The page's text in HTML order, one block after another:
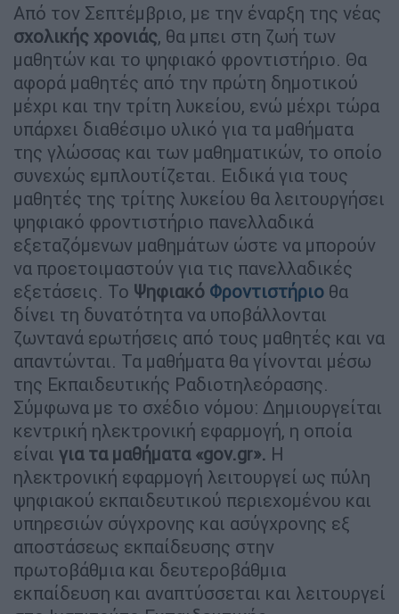
Από τον Σεπτέμβριο, με την έναρξη της νέας
σχολικής χρονιάς, θα μπει στη ζωή των
μαθητών και το ψηφιακό φροντιστήριο. Θα
αφορά μαθητές από την πρώτη δημοτικού
μέχρι και την τρίτη λυκείου, ενώ μέχρι τώρα
υπάρχει διαθέσιμο υλικό για τα μαθήματα
της γλώσσας και των μαθηματικών, το οποίο
συνεχώς εμπλουτίζεται. Ειδικά για τους
μαθητές της τρίτης λυκείου θα λειτουργήσει
ψηφιακό φροντιστήριο πανελλαδικά
εξεταζόμενων μαθημάτων ώστε να μπορούν
να προετοιμαστούν για τις πανελλαδικές
εξετάσεις. Το Ψηφιακό Φροντιστήριο θα
δίνει τη δυνατότητα να υποβάλλονται
ζωντανά ερωτήσεις από τους μαθητές και να
απαντώνται. Τα μαθήματα θα γίνονται μέσω
της Εκπαιδευτικής Ραδιοτηλεόρασης.
Σύμφωνα με το σχέδιο νόμου: Δημιουργείται
κεντρική ηλεκτρονική εφαρμογή, η οποία
είναι για τα μαθήματα «gov.gr». Η
ηλεκτρονική εφαρμογή λειτουργεί ως πύλη
ψηφιακού εκπαιδευτικού περιεχομένου και
υπηρεσιών σύγχρονης και ασύγχρονης εξ
αποστάσεως εκπαίδευσης στην
πρωτοβάθμια και δευτεροβάθμια
εκπαίδευση και αναπτύσσεται και λειτουργεί